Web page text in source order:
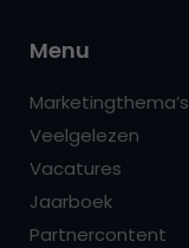
Menu
Marketingthema’s
Veelgelezen
Vacatures
Jaarboek
Partnercontent